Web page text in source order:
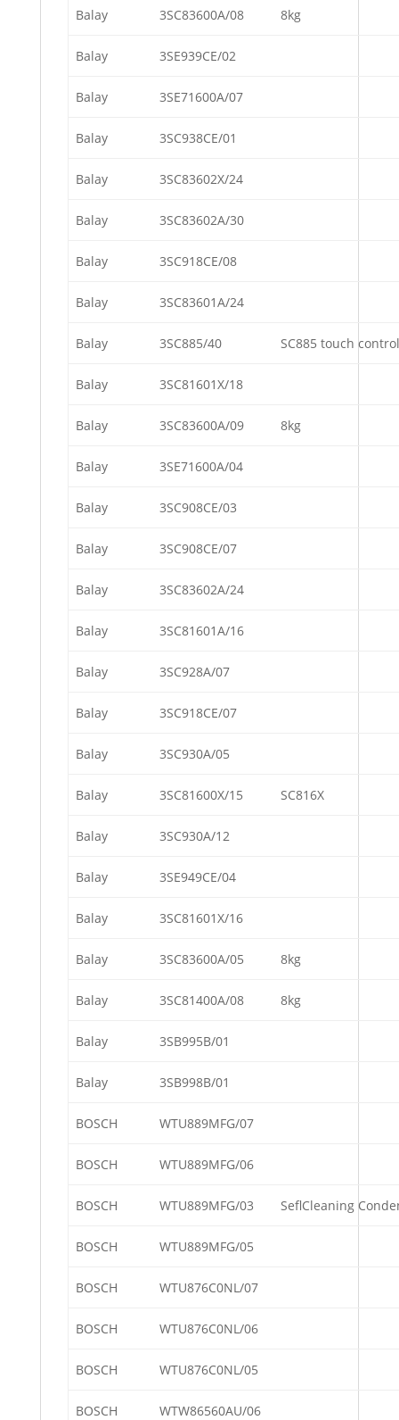
Balay 3SC83600A/08 8kg
Balay 3SE939CE/02
Balay 3SE71600A/07
Balay 3SC938CE/01
Balay 3SC83602X/24
Balay 3SC83602A/30
Balay 3SC918CE/08
Balay 3SC83601A/24
Balay 3SC885/40 SC885 touch control
Balay 3SC81601X/18
Balay 3SC83600A/09 8kg
Balay 3SE71600A/04
Balay 3SC908CE/03
Balay 3SC908CE/07
Balay 3SC83602A/24
Balay 3SC81601A/16
Balay 3SC928A/07
Balay 3SC918CE/07
Balay 3SC930A/05
Balay 3SC81600X/15 SC816X
Balay 3SC930A/12
Balay 3SE949CE/04
Balay 3SC81601X/16
Balay 3SC83600A/05 8kg
Balay 3SC81400A/08 8kg
Balay 3SB995B/01
Balay 3SB998B/01
BOSCH WTU889MFG/07
BOSCH WTU889MFG/06
BOSCH WTU889MFG/03 SeflCleaning
BOSCH WTU889MFG/05
BOSCH WTU876C0NL/07
BOSCH WTU876C0NL/06
BOSCH WTU876C0NL/05
BOSCH WTW86560AU/06